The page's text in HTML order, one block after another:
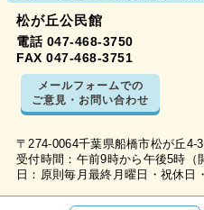
松が丘公民館
電話 047-468-3750
FAX 047-468-3751
メールフォームでの
ご意見・お問い合わせ
〒274-0064千葉県船橋市松が丘4-
受付時間：午前9時から午後5時
日：原則毎月最終月曜日・祝休日